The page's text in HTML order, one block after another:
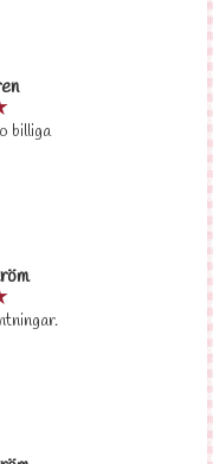
billiga